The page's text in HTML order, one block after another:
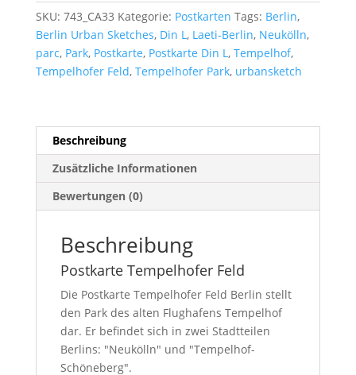
SKU: 743_CA33 Kategorie: Postkarten Tags: Berlin,
Berlin Urban Sketches, Din L , Laeti-Berlin, Neukölln,
parc, Park, Postkarte, Postkarte Din L , Tempelhof,
Tempelhofer Feld, Tempelhofer Park, urbansketch
Beschreibung
Zusätzliche Informationen
Bewertungen (0)
Beschreibung
Postkarte Tempelhofer Feld
Die Postkarte Tempelhofer Feld Berlin stellt
den Park des alten Flughafens Tempelhof
dar. Er befindet sich in zwei Stadtteilen
Berlins: "Neukölln" und "Tempelhof-
Schöneberg".